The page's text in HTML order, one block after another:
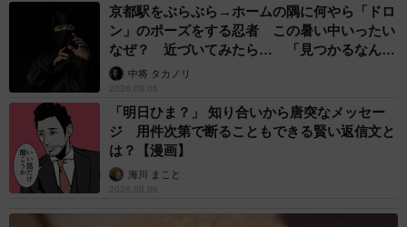
めっちゃいろいろあるんですが...『探偵撲滅』とい
うゲームの「華族探偵」役かなあ。
ーーその理由は。
小田
思いっきり「高笑い」の演技ができたからです
（笑）。華族探偵は高飛車なキャラなんですよ。
京都駅をぶらぶら→ホームの隅に何やら「ドロ
ン」のポーズをする忍者 この暑い中いったい
なぜ？ 近づいてみたら… 「見つかるなんて
未熟」中将 タカノリ
2026.08.06
「明日ひま？」 知り合いから唐突なメッセー
ジ 用件次第で断ることもできる賢い返信文と
は？【漫画】
海川 まこと
2026.08.06